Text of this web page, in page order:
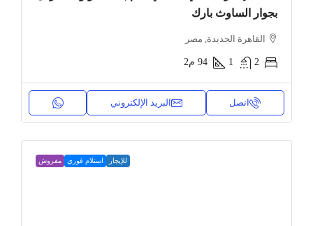
بجوار الساوث بارك
القاهرة الجديدة, مصر
2
1
94 م2
اتصل البريد الإلكتروني
للإيجار استلام فوري مفروش